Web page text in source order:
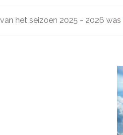
het seizoen 2025 - 2026 was